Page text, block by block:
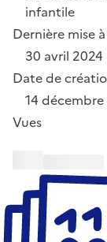
infantile
Dernière mise
30 avril 2024
Date de
14 décembre
Vues